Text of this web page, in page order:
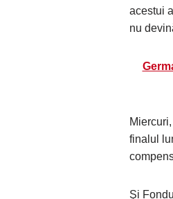
acestui
nu
finalul
Şi